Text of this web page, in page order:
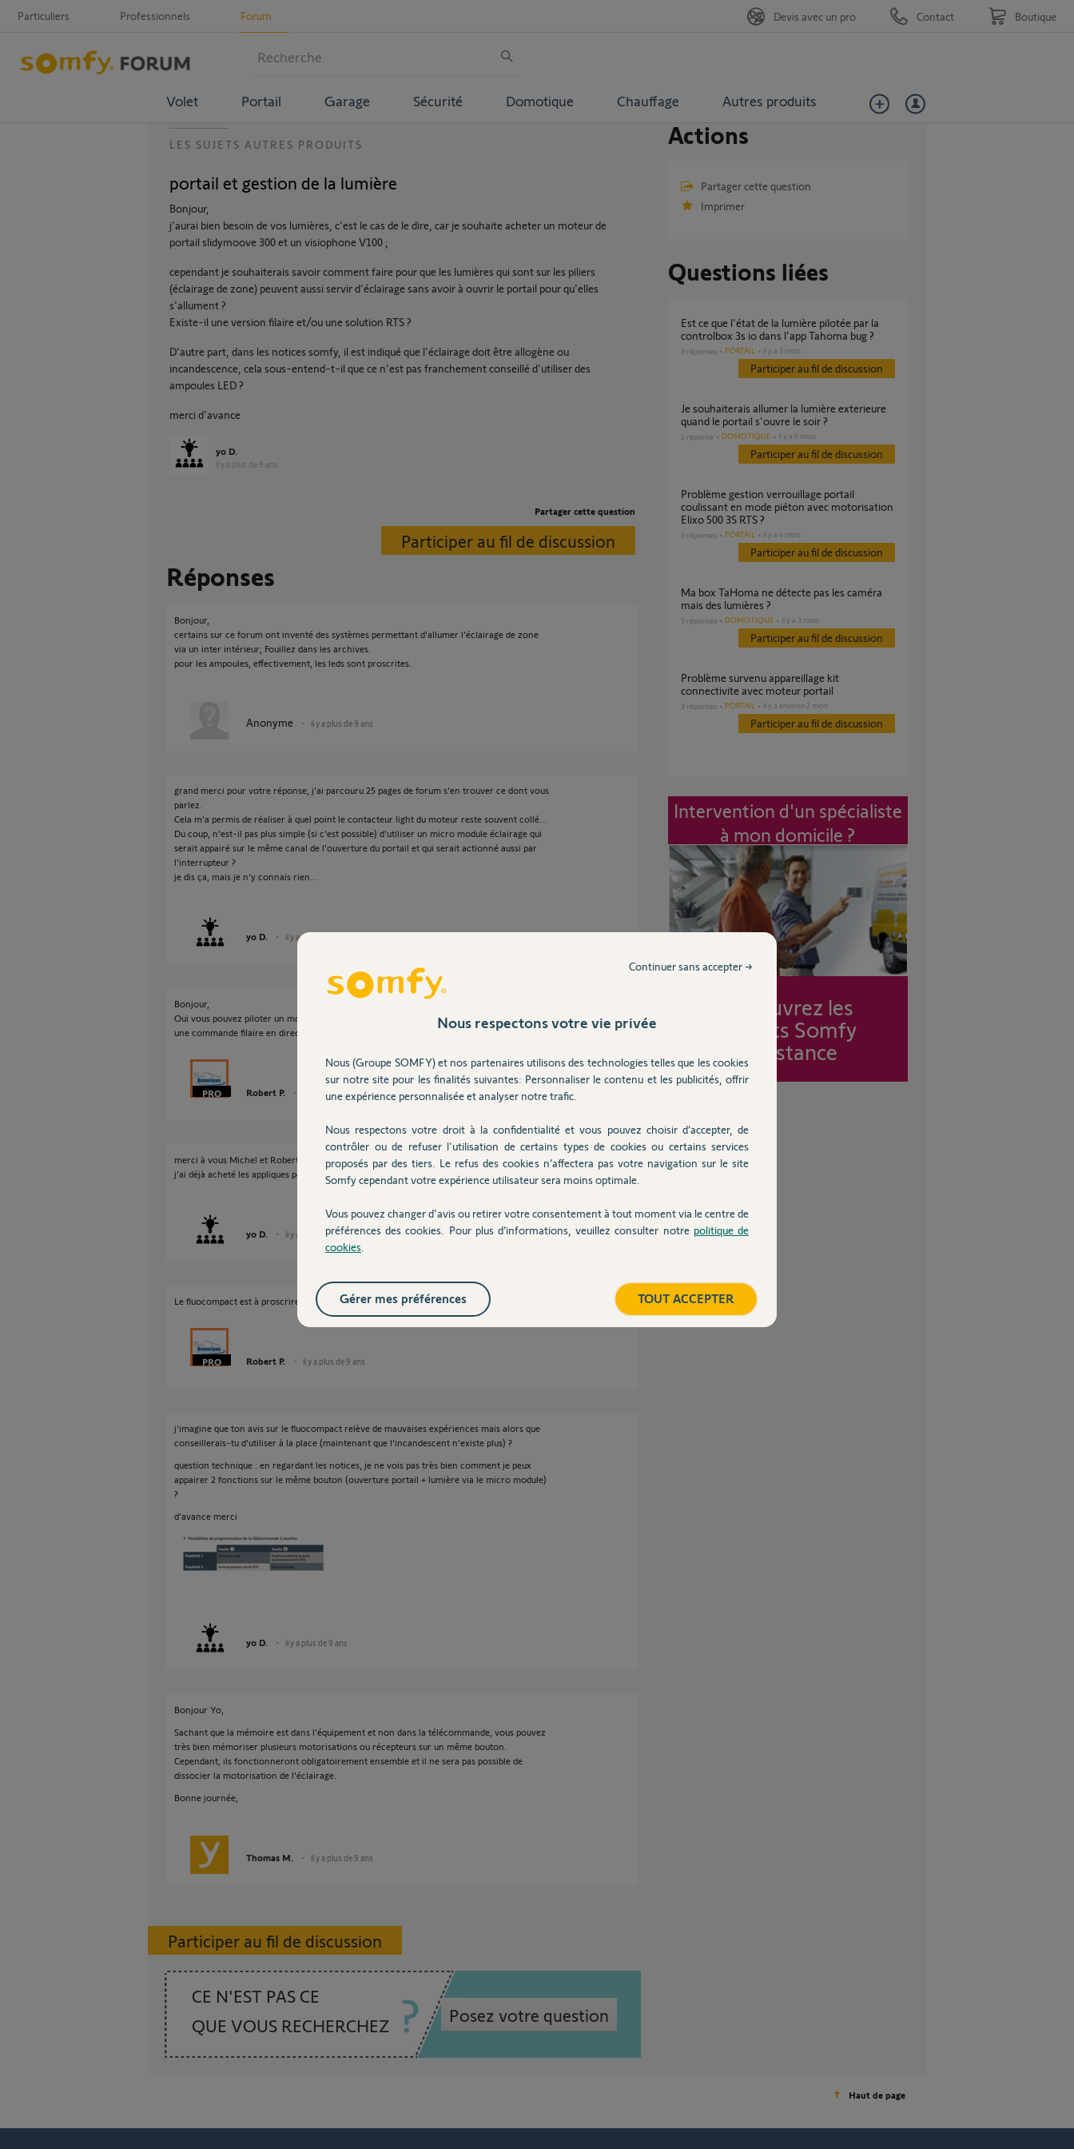
Particuliers Professionnels Forum
Volet Portail Garage Sécurité Domotique Chauffage Autres produits
Devis avec un pro Contact Boutique
LES SUJETS AUTRES PRODUITS
portail et gestion de la lumière
Bonjour,
j'aurai bien besoin de vos lumières, c'est le cas de le dire, car je souhaite acheter un moteur de
portail slidymoove 300 et un visiophone V100 ;
cependant je souhaiterais savoir comment faire pour que les lumières qui sont sur les piliers
(éclairage de zone) peuvent aussi servir d'éclairage sans avoir à ouvrir le portail pour qu'elles
s'allument ?
Existe-il une version filaire et/ou une solution RTS ?
D'autre part, dans les notices somfy, il est indiqué que l'éclairage doit être allogène ou
incandescence, cela sous-entend-t-il que ce n'est pas franchement conseillé d'utiliser des
ampoules LED ?
merci d'avance
yo D.
il y a plus de 9 ans
Partager cette question
Participer au fil de discussion
Réponses
Bonjour,
certains sur ce forum ont inventé des systèmes permettant d'allumer l'éclairage de zone
via un inter intérieur; Fouillez dans les archives.
pour les ampoules, effectivement, les leds sont proscrites.
Anonyme il y a plus de 9 ans
grand merci pour votre réponse, j'ai parcouru 25 pages de forum s'en trouver ce dont vous
parlez.
Cela m'a permis de réaliser à quel point le contacteur light du moteur reste souvent collé...
Du coup, n'est-il pas plus simple (si c'est possible) d'utiliser un micro module éclairage qui
serait appairé sur le même canal de l'ouverture du portail et qui serait actionné aussi par
l'interrupteur ?
je dis ça, mais je n'y connais rien...
yo D. il y a plus de 9 ans
Bonjour,
Oui vous pouvez piloter un module avec la même canal de télécommande que le portail et
une commande filaire en direct.
Robert P. il y a plus de 9 ans
merci à vous Michel et Robert, cela me conforte dans la réalisation de cette solution car
j'ai déjà acheté les appliques pour les piliers et les ampoules sont des fluocompactes.
yo D. il y a plus de 9 ans
Le fluocompact est à proscrire, cette technologie est une vrai m.
Robert P. il y a plus de 9 ans
j'imagine que ton avis sur le fluocompact relève de mauvaises expériences mais alors que
conseillerais-tu d'utiliser à la place (maintenant que l'incandescent n'existe plus) ?
question technique : en regardant les notices, je ne vois pas très bien comment je peux
appairer 2 fonctions sur le même bouton (ouverture portail + lumière via le micro module)
?
d'avance merci
yo D. il y a plus de 9 ans
Bonjour Yo,
Sachant que la mémoire est dans l'équipement et non dans la télécommande, vous pouvez
très bien mémoriser plusieurs motorisations ou récepteurs sur un même bouton.
Cependant, ils fonctionneront obligatoirement ensemble et il ne sera pas possible de
dissocier la motorisation de l'éclairage.
Bonne journée,
Thomas M. il y a plus de 9 ans
Participer au fil de discussion
CE N'EST PAS CE
QUE VOUS RECHERCHEZ
Posez votre question
Actions
Partager cette question
Imprimer
Questions liées
Est ce que l'état de la lumière pilotée par la
controlbox 3s io dans l'app Tahoma bug ?
3 réponses PORTAIL il y a 3 mois
Participer au fil de discussion
Je souhaiterais allumer la lumière exterieure
quand le portail s'ouvre le soir ?
1 réponse DOMOTIQUE il y a 6 mois
Participer au fil de discussion
problème gestion verrouillage portail
coulissant en mode piéton avec motorisation
Elixo 500 3S RTS ?
3 réponses PORTAIL il y a 4 mois
Participer au fil de discussion
Ma box TaHoma ne détecte pas les caméra
mais des lumières ?
5 réponses DOMOTIQUE il y a 3 mois
Participer au fil de discussion
problème survenu appareillage kit
connectivite avec moteur portail
3 réponses PORTAIL il y a environ 2 mois
Participer au fil de discussion
Intervention d'un spécialiste
à mon domicile ?
Découvrez les
forfaits Somfy
Assistance
Haut de page
Nous respectons votre vie privée
Nous (Groupe SOMFY) et nos partenaires utilisons des technologies telles que les cookies
sur notre site pour les finalités suivantes: Personnaliser le contenu et les publicités, offrir
une expérience personnalisée et analyser notre trafic.
Nous respectons votre droit à la confidentialité et vous pouvez choisir d’accepter, de
contrôler ou de refuser l'utilisation de certains types de cookies ou certains services
proposés par des tiers. Le refus des cookies n’affectera pas votre navigation sur le site
Somfy cependant votre expérience utilisateur sera moins optimale.
Vous pouvez changer d'avis ou retirer votre consentement à tout moment via le centre de
préférences des cookies. Pour plus d’informations, veuillez consulter notre politique de
cookies
Continuer sans accepter →
TOUT ACCEPTER
Gérer mes préférences